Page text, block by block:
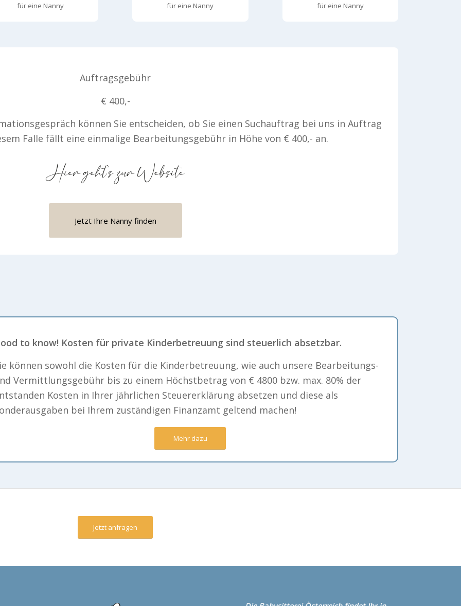
für eine Nanny
für eine Nanny
für eine Nanny
Auftragsgebühr
€ 400,-
können Sie entscheiden, ob Sie einen Suchauftrag bei uns in Auftrag
Falle fällt eine einmalige Bearbeitungsgebühr in Höhe von € 400,- an.
Jetzt Ihre Nanny finden
to know! Kosten für private Kinderbetreuung sind steuerlich absetzbar.
können sowohl die Kosten für die Kinderbetreuung, wie auch unsere Bearbeitungs-
Vermittlungsgebühr bis zu einem Höchstbetrag von € 4800 bzw. max. 80% der
Kosten in Ihrer jährlichen Steuererklärung absetzen und diese als
bei Ihrem zuständigen Finanzamt geltend machen!
Mehr dazu
Jetzt anfragen